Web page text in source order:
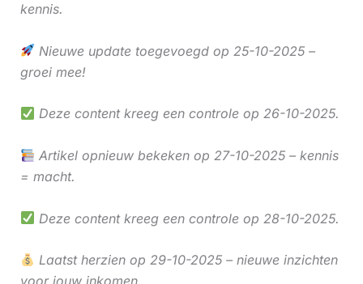
kennis.
Nieuwe update toegevoegd op 25-10-2025 –
groei mee!
Deze content kreeg een controle op 26-10-2025.
Artikel opnieuw bekeken op 27-10-2025 – kennis
= macht.
Deze content kreeg een controle op 28-10-2025.
Laatst herzien op 29-10-2025 – nieuwe inzichten